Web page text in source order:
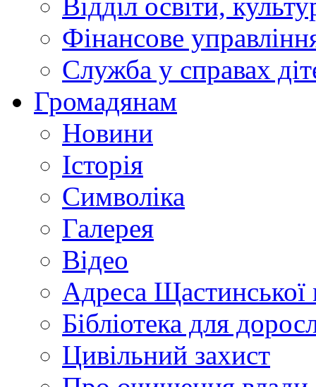
Фінансове
Служба у справах
Громадянам
Новини
Історія
Символіка
Галерея
Відео
Адреса Щастинської
Бібліотека для
Цивільний захист